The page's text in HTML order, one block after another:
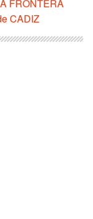
FRONTERA
CADIZ